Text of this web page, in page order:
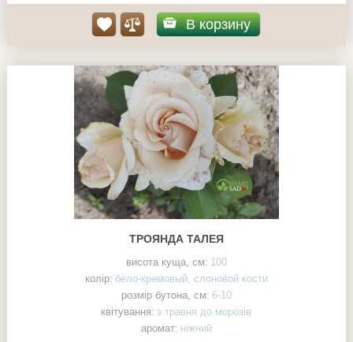
В корзину
ТРОЯНДА ТАЛЕЯ
висота куща, см: 100
колір: бело-кремовый, слоновой кости
розмір бутона, см: 6-10
квітування: з травня до морозів
аромат: ніжний